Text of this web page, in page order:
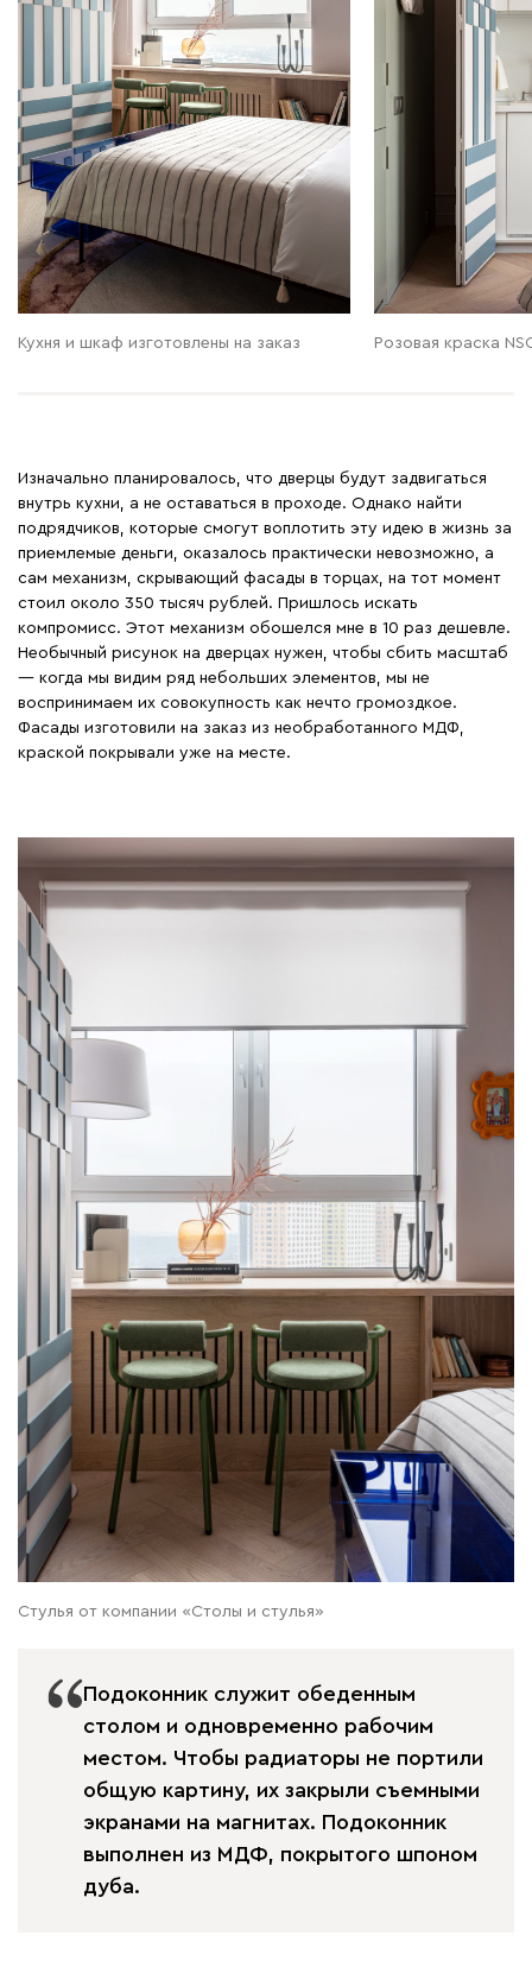
Кухня и шкаф изготовлены на заказ Розовая краска
Изначально планировалось, что дверцы будут задвигаться
внутрь кухни, а не оставаться в проходе. Однако найти
подрядчиков, которые смогут воплотить эту идею в жизнь за
приемлемые деньги, оказалось практически невозможно, а
сам механизм, скрывающий фасады в торцах, на тот момент
стоил около 350 тысяч рублей. Пришлось искать
компромисс. Этот механизм обошелся мне в 10 раз дешевле.
Необычный рисунок на дверцах нужен, чтобы сбить масштаб
— когда мы видим ряд небольших элементов, мы не
воспринимаем их совокупность как нечто громоздкое.
Фасады изготовили на заказ из необработанного МДФ,
краской покрывали уже на месте.
Стулья от компании «Столы и стулья»
Подоконник служит обеденным
столом и одновременно рабочим
местом. Чтобы радиаторы не портили
общую картину, их закрыли съемными
экранами на магнитах. Подоконник
выполнен из МДФ, покрытого шпоном
дуба.